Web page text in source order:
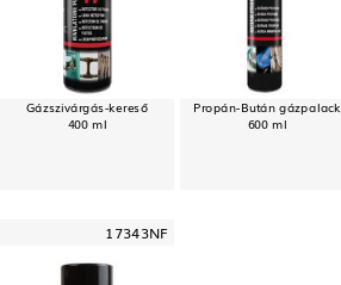
Gázszivárgás-kereső
400 ml
Propán-Bután gázpalack
600 ml
17343NF